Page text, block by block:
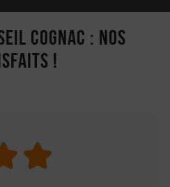
Cognac : nos
!